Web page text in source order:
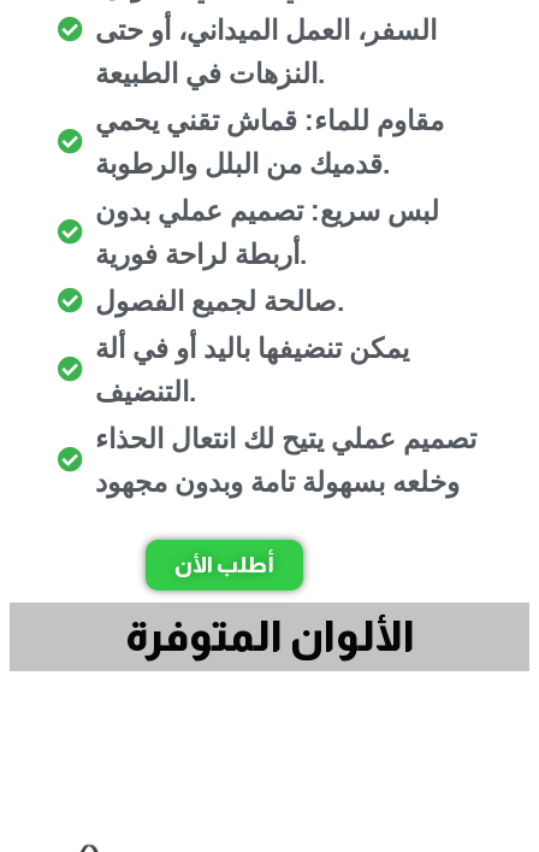
السفر، العمل الميداني، أو حتى
النزهات في الطبيعة.
مقاوم للماء: قماش تقني يحمي
قدميك من البلل والرطوبة.
لبس سريع: تصميم عملي بدون
أربطة لراحة فورية.
صالحة لجميع الفصول.
يمكن تنضيفها باليد أو في ألة
التنضيف.
تصميم عملي يتيح لك انتعال الحذاء
وخلعه بسهولة تامة وبدون مجهود
أطلب الأن
الألوان المتوفرة